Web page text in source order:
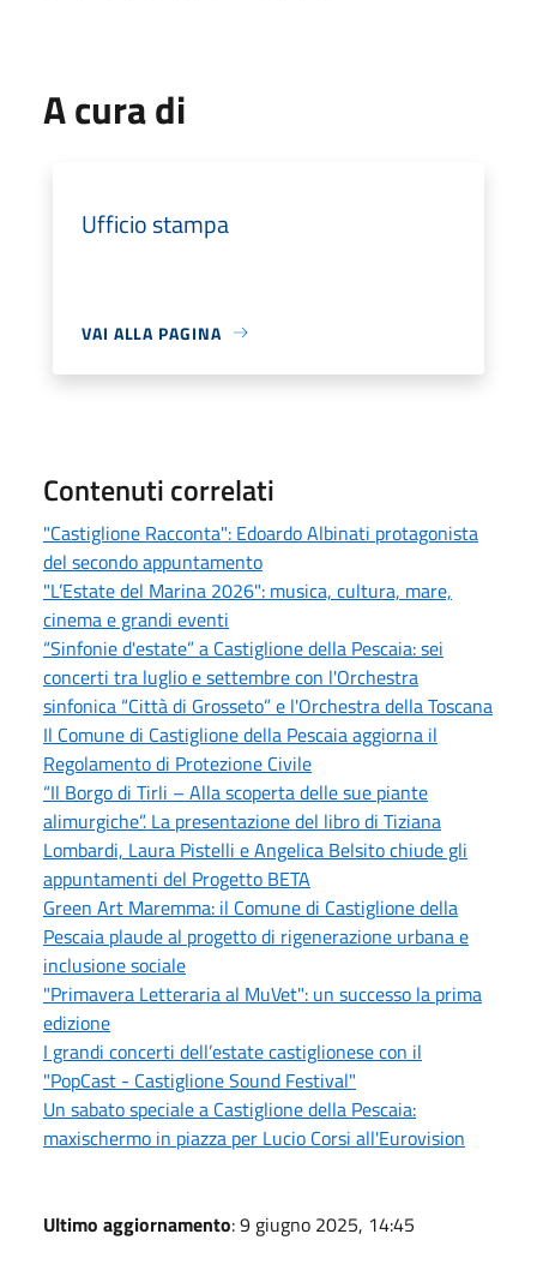
A cura di
Ufficio stampa
VAI ALLA PAGINA
Contenuti correlati
"Castiglione Racconta": Edoardo Albinati protagonista
del secondo appuntamento
"L’Estate del Marina 2026": musica, cultura, mare,
cinema e grandi eventi
“Sinfonie d'estate” a Castiglione della Pescaia: sei
concerti tra luglio e settembre con l'Orchestra
sinfonica “Città di Grosseto” e l'Orchestra della Toscana
Il Comune di Castiglione della Pescaia aggiorna il
Regolamento di Protezione Civile
“Il Borgo di Tirli – Alla scoperta delle sue piante
alimurgiche”. La presentazione del libro di Tiziana
Lombardi, Laura Pistelli e Angelica Belsito chiude gli
appuntamenti del Progetto BETA
Green Art Maremma: il Comune di Castiglione della
Pescaia plaude al progetto di rigenerazione urbana e
inclusione sociale
"Primavera Letteraria al MuVet": un successo la prima
edizione
I grandi concerti dell’estate castiglionese con il
"PopCast - Castiglione Sound Festival"
Un sabato speciale a Castiglione della Pescaia:
maxischermo in piazza per Lucio Corsi all'Eurovision
Ultimo aggiornamento: 9 giugno 2025, 14:45